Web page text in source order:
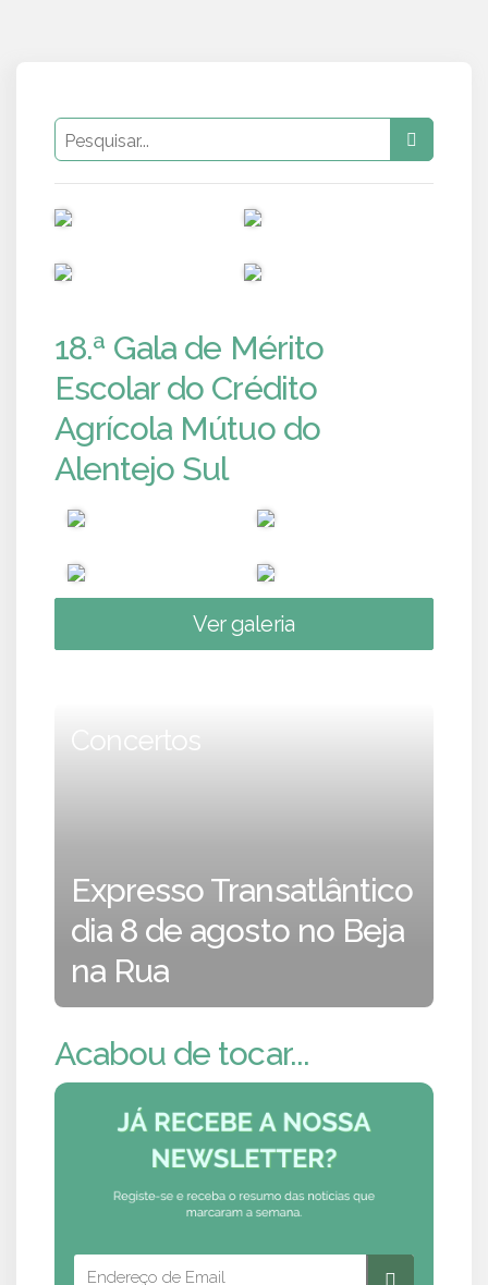
18.ª Gala de Mérito
Escolar do Crédito
Agrícola Mútuo do
Alentejo Sul
Ver galeria
Concertos
Expresso Transatlântico
dia 8 de agosto no Beja
na Rua
Acabou de tocar...